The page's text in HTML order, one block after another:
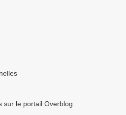
sur le portail Overblog